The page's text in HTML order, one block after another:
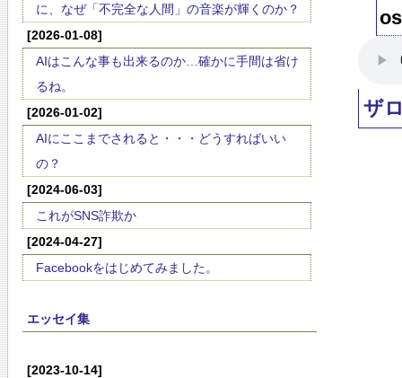
に、なぜ「不完全な人間」の音楽が輝くのか？
[2026-01-08]
AIはこんな事も出来るのか…確かに手間は省け
るね。
[2026-01-02]
AIにここまでされると・・・どうすればいい
の？
[2024-06-03]
これがSNS詐欺か
[2024-04-27]
Facebookをはじめてみました。
エッセイ集
[2023-10-14]
ザ